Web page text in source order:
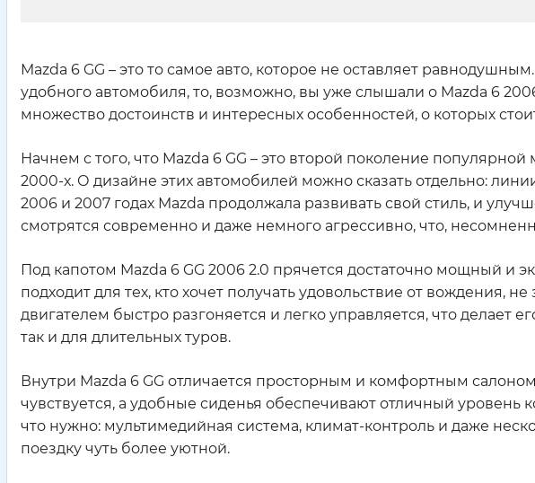
Mazda 6 GG – это то самое авто, которое не оставляет
удобного автомобиля, то, возможно, вы уже слышали о Mazda 6
множество достоинств и интересных особенностей, о которых
Начнем с того, что Mazda 6 GG – это второй поколение
2000-х. О дизайне этих автомобилей можно сказать отдельно:
2006 и 2007 годах Mazda продолжала развивать свой стиль, и
смотрятся современно и даже немного агрессивно, что,
Под капотом Mazda 6 GG 2006 2.0 прячется достаточно мощный и
подходит для тех, кто хочет получать удовольствие от вождения,
двигателем быстро разгоняется и легко управляется, что делает
так и для длительных туров.
Внутри Mazda 6 GG отличается просторным и комфортным
чувствуется, а удобные сиденья обеспечивают отличный уровень
что нужно: мультимедийная система, климат-контроль и даже
поездку чуть более уютной.